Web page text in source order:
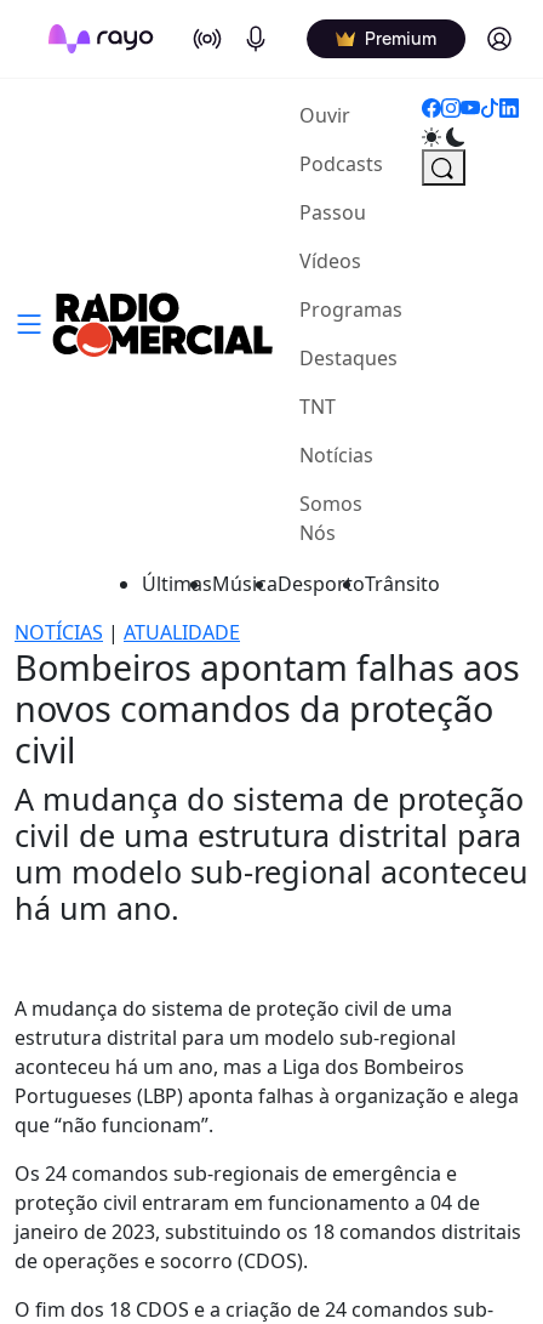
On Air Podcasts Premium Log in
Ouvir(current)
Podcasts
Passou
Vídeos
Programas
Destaques
TNT
Notícias
Somos
Nós
ÚltimasMúsicaDesportoTrânsito
NOTÍCIAS | ATUALIDADE
Bombeiros apontam falhas aos
novos comandos da proteção
civil
A mudança do sistema de proteção
civil de uma estrutura distrital para
um modelo sub-regional aconteceu
há um ano.
A mudança do sistema de proteção civil de uma
estrutura distrital para um modelo sub-regional
aconteceu há um ano, mas a Liga dos Bombeiros
Portugueses (LBP) aponta falhas à organização e alega
que “não funcionam”.
Os 24 comandos sub-regionais de emergência e
proteção civil entraram em funcionamento a 04 de
janeiro de 2023, substituindo os 18 comandos distritais
de operações e socorro (CDOS).
O fim dos 18 CDOS e a criação de 24 comandos sub-